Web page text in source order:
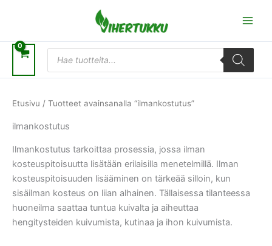
Products
search
Etusivu / Tuotteet avainsanalla “ilmankostutus”
ilmankostutus
Ilmankostutus tarkoittaa prosessia, jossa ilman
kosteuspitoisuutta lisätään erilaisilla menetelmillä. Ilman
kosteuspitoisuuden lisääminen on tärkeää silloin, kun
sisäilman kosteus on liian alhainen. Tällaisessa tilanteessa
huoneilma saattaa tuntua kuivalta ja aiheuttaa
hengitysteiden kuivumista, kutinaa ja ihon kuivumista.